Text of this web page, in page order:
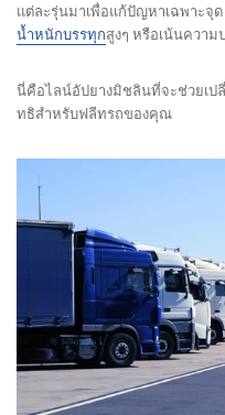
แต่ละรุ่นมาเพื่อแก้ปัญหาเฉพาะจุ
น้ำหนักบรรทุกสูงๆ หรือเน้นความ
นี่คือไลน์อัปยางมิชลินที่จะช่วยเป
ทธิสำหรับฟลีทรถของคุณ